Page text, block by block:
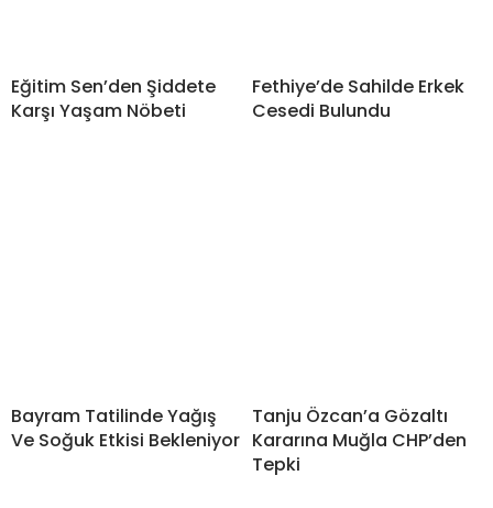
Eğitim Sen’den Şiddete
Karşı Yaşam Nöbeti
Fethiye’de Sahilde Erkek
Cesedi Bulundu
Bayram Tatilinde Yağış
Ve Soğuk Etkisi Bekleniyor
Tanju Özcan’a Gözaltı
Kararına Muğla CHP’den
Tepki